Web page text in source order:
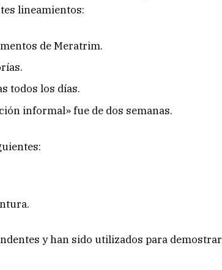
lineamientos:
de Meratrim.
todos los días.
informal» fue de dos semanas.
y han sido utilizados para demostrar